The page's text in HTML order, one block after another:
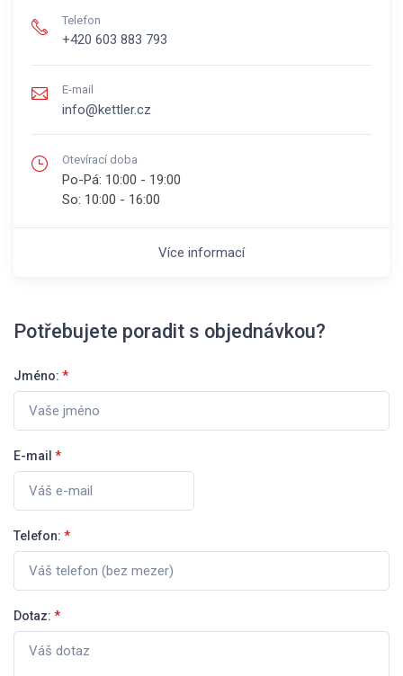
Telefon
+420 603 883 793
E-mail
info@kettler.cz
Otevírací doba
Po-Pá: 10:00 - 19:00
So: 10:00 - 16:00
Více informací
Potřebujete poradit s objednávkou?
Jméno: *
E-mail *
Telefon: *
Dotaz: *